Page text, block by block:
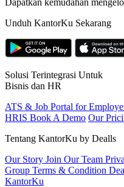
Unduh KantorKu Sekarang
Solusi Terintegrasi Untuk
Bisnis dan HR
ATS & Job Portal for
HRIS Book A Demo Our
Tentang KantorKu by Dealls
Our Story Join Our Team
Group Terms & Condition
KantorKu